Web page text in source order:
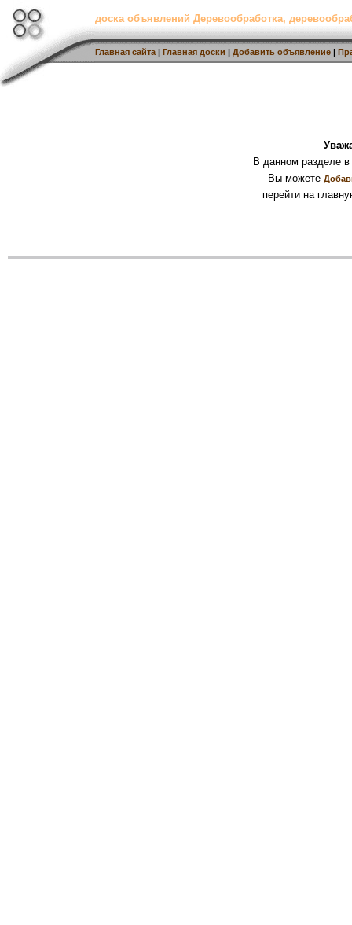
доска объявлений Деревообработка,
Главная сайта | Главная доски | Добавить объявление |
В данном разделе
Вы можете
перейти на